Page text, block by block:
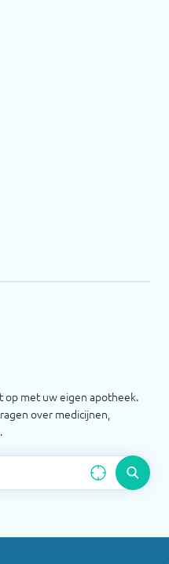
op met uw eigen apotheek.
over medicijnen,